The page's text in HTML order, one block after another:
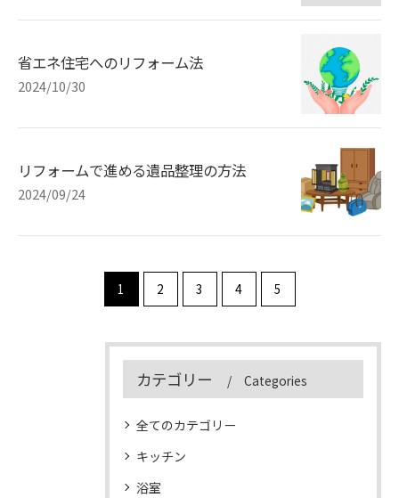
省エネ住宅へのリフォーム法
2024/10/30
リフォームで進める遺品整理の方法
2024/09/24
1 2 3 4 5
カテゴリー Categories
全てのカテゴリー
キッチン
浴室